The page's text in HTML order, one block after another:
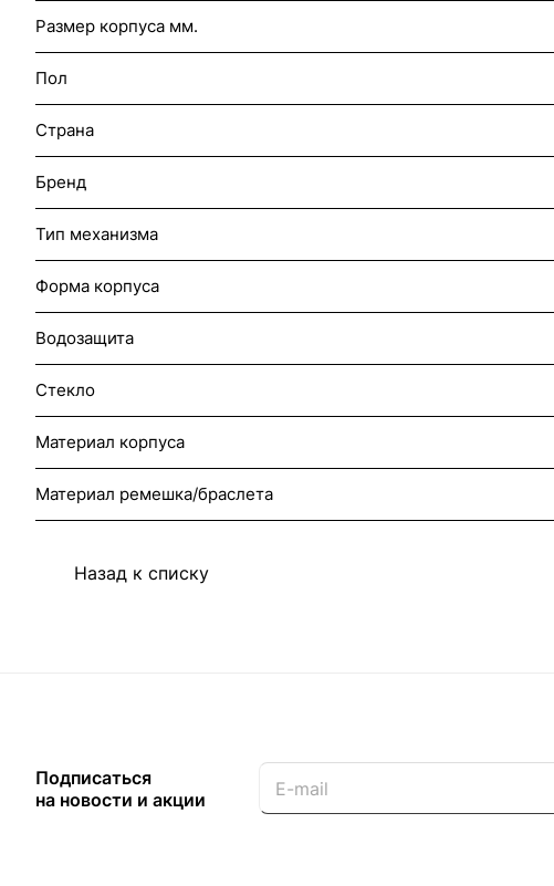
Размер корпуса мм.
Пол
Страна
Бренд
Тип механизма
Форма корпуса
Водозащита
Стекло
Материал корпуса
Материал ремешка/браслета
Назад к списку
Подписаться
на новости и акции